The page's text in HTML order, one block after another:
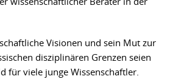
Visionen und sein Mut zur
disziplinären Grenzen seien
für viele junge Wissenschaftler.